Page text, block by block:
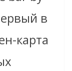
в
карта